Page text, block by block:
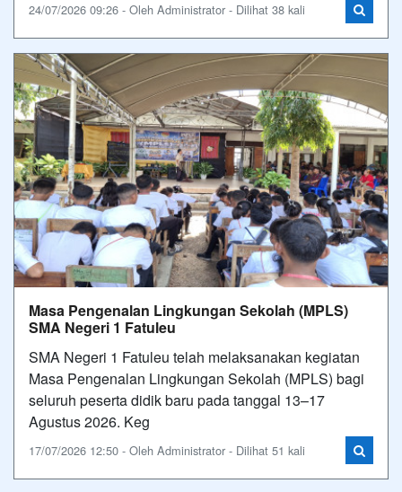
24/07/2026 09:26 - Oleh Administrator - Dilihat 38 kali
Masa Pengenalan Lingkungan Sekolah (MPLS)
SMA Negeri 1 Fatuleu
SMA Negeri 1 Fatuleu telah melaksanakan kegiatan
Masa Pengenalan Lingkungan Sekolah (MPLS) bagi
seluruh peserta didik baru pada tanggal 13–17
Agustus 2026. Keg
17/07/2026 12:50 - Oleh Administrator - Dilihat 51 kali